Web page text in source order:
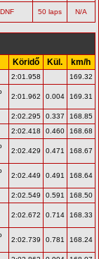
DNF 50 laps N/A
Köridő Kül. km/h
2:01.958 169.32
2:01.962 0.004 169.31
2:02.295 0.337
168.85
2:02.418 0.460 168.68
2:02.429 0.471 168.67
2:02.449 0.491 168.64
2:02.549 0.591 168.50
2:02.672 0.714 168.33
2:02.739 0.781 168.24